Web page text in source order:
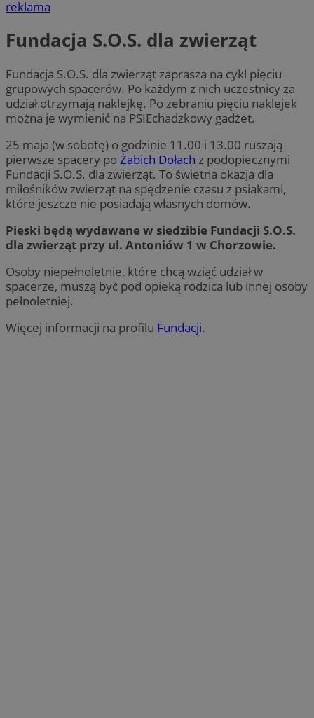
reklama
Fundacja S.O.S. dla zwierząt
Fundacja S.O.S. dla zwierząt zaprasza na cykl pięciu
grupowych spacerów. Po każdym z nich uczestnicy za
udział otrzymają naklejkę. Po zebraniu pięciu naklejek
można je wymienić na PSIEchadzkowy gadżet.
25 maja (w sobotę) o godzinie 11.00 i 13.00 ruszają
pierwsze spacery poŻabich Dołach z podopiecznymi
Fundacji S.O.S. dla zwierząt. To świetna okazja dla
miłośników zwierząt na spędzenie czasu z psiakami,
które jeszcze nie posiadają własnych domów.
Pieski będą wydawane w siedzibie Fundacji S.O.S.
dla zwierząt przy ul. Antoniów 1 w Chorzowie.
Osoby niepełnoletnie, które chcą wziąć udział w
spacerze, muszą być pod opieką rodzica lub innej osoby
pełnoletniej.
Więcej informacji na profilu Fundacji.